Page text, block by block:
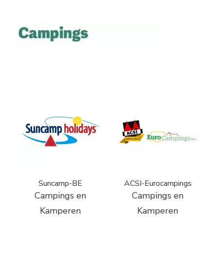
Suncamp-BE
Campings en
Kamperen
ACSI-Eurocampings
Campings en
Kamperen